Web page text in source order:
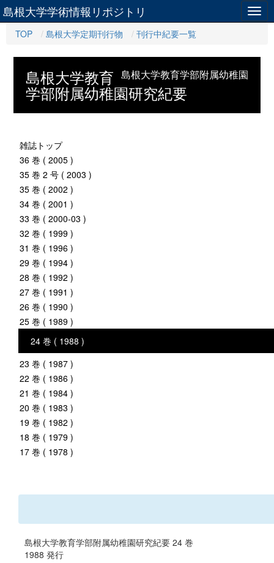
島根大学学術情報リポジトリ
TOP 島根大学定期刊行物 刊行中紀要一覧
島根大学教育学部附属幼稚園
島根大学教育
学部附属幼稚園研究紀要
雑誌トップ
36 巻 ( 2005 )
35 巻 2 号 ( 2003 )
35 巻 ( 2002 )
34 巻 ( 2001 )
33 巻 ( 2000-03 )
32 巻 ( 1999 )
31 巻 ( 1996 )
29 巻 ( 1994 )
28 巻 ( 1992 )
27 巻 ( 1991 )
26 巻 ( 1990 )
25 巻 ( 1989 )
24 巻 ( 1988 )
23 巻 ( 1987 )
22 巻 ( 1986 )
21 巻 ( 1984 )
20 巻 ( 1983 )
19 巻 ( 1982 )
18 巻 ( 1979 )
17 巻 ( 1978 )
島根大学教育学部附属幼稚園研究紀要 24 巻
1988 発行